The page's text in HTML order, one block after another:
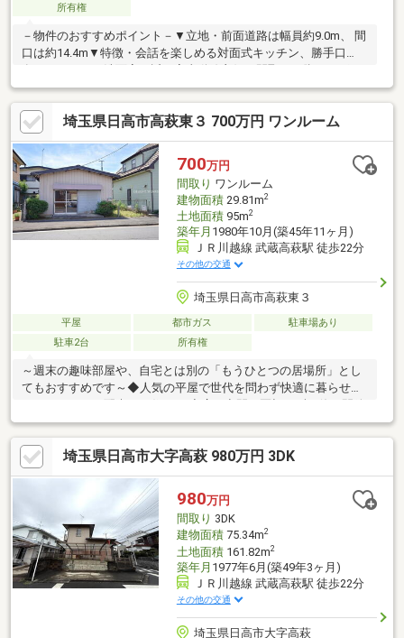
所有権
－物件のおすすめポイント－▼立地・前面道路は幅員約9.0m、 間
口は約14.4m▼特徴・会話を楽しめる対面式キッチン、勝手口
てくつろげる約8.0帖の和室を配置・LD・和室に奥行の生まれる出
窓を設置・廊下の一部上部にトップライト有・全居室に2面採光を
確保・各水回りに自然換気可能な窓付▼設備・1日の疲れを癒す浴
室は1616サイズ※都市計画法第29条の開発区域内のため建築物の
(再)建築可能■ ご希望の住まい探しをお手伝いします
━━━━━・・・物件の詳細・ご相談はお気軽にお問い合わせく
ださい。
埼玉県日高市高萩東３ 700万円 ワンルーム
700万円
間取り ワンルーム
建物面積29.81m2
土地面積95m2
築年月 1980年10月(築45年11ヶ月)
ＪＲ川越線 武蔵高萩駅 徒歩22分
その他の交通
埼玉県日高市高萩東３
平屋 都市ガス
駐車場あり
駐車2台
所有権
～週末の趣味部屋や、自宅とは別の「もうひとつの居場所」とし
てもおすすめです～◆人気の平屋で世代を問わず快適に暮らせる
感！間取り変更・水回り新設のご相談もお任せください◆プロに
よる確かな現地調査＆無料見積もりで、費用もスケジュールも明
確に。さらに3DCG・VRによるリアルな完成体験で、リフォーム
前の不安を解消します。費用も仕上がりも「見える化」するか
ら、ずっと安心。◆事務所利用・投資用物件・建築条件なし売地
としてもおすすめです日高市高萩東三丁目のお問い合わせは
【0120-727-478】までお電話ください！
埼玉県日高市大字高萩 980万円 3DK
980万円
間取り 3DK
建物面積75.34m2
土地面積161.82m2
築年月 1977年6月(築49年3ヶ月)
ＪＲ川越線 武蔵高萩駅 徒歩22分
その他の交通
埼玉県日高市大字高萩